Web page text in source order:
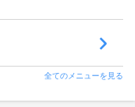
全てのメニューを見る